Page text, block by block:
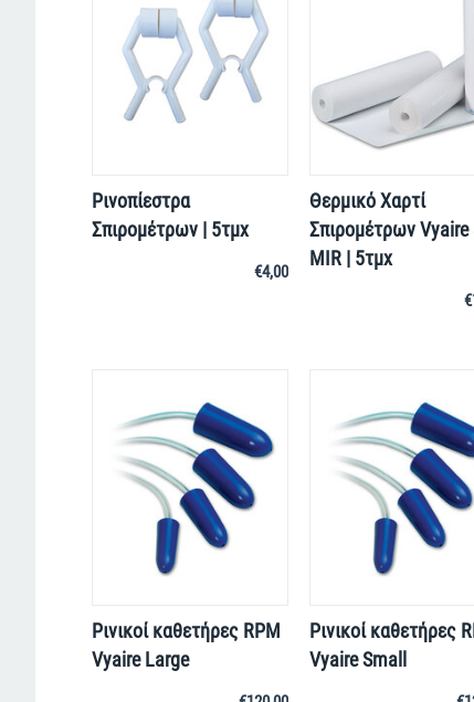
Ρινοπίεστρα
Σπιρομέτρων | 5τμχ
€4,00
Θερμικό Χαρτί
Σπιρομέτρων Vyaire
MIR | 5τμχ
€
Ρινικοί καθετήρες RPM
Vyaire Large
Ρινικοί καθετήρες
Vyaire Small